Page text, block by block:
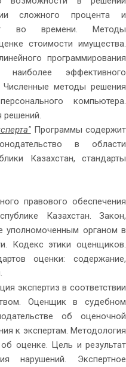
сложного процента и
во времени. Методы
стоимости имущества.
программирования
эффективного
Численные методы решения
компьютера.
решений.
Программы содержит
в области
Казахстан, стандарты
правового обеспечения
Казахстан. Закон,
уполномоченным органом в
Кодекс этики оценщиков.
оценки: содержание,
экспертиз в соответствии
Оценщик в судебном
об оценочной
к экспертам. Методология
оценке. Цель и результат
нарушений. Экспертное